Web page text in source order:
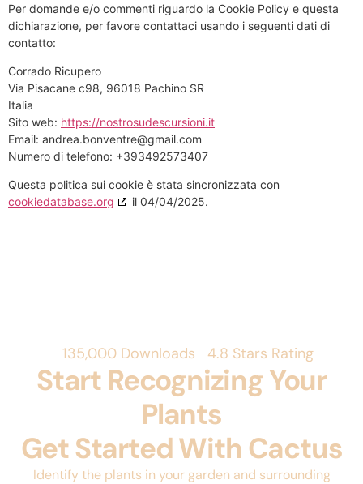
Per domande e/o commenti riguardo la Cookie Policy e questa
dichiarazione, per favore contattaci usando i seguenti dati di
contatto:
Corrado Ricupero
Via Pisacane c98, 96018 Pachino SR
Italia
Sito web: https://nostrosudescursioni.it
Email: andrea.bonventre@gmail.com
Numero di telefono: +393492573407
Questa politica sui cookie è stata sincronizzata con
cookiedatabase.org
il 04/04/2025.
135,000 Downloads 4.8 Stars Rating
Start Recognizing Your
Plants
Get Started With Cactus
Identify the plants in your garden and surrounding